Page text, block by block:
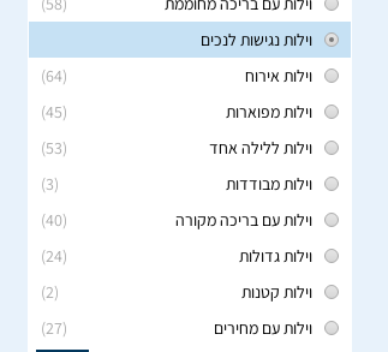
וילות נגישות לנכים
(64)
וילות אירוח
(45)
וילות מפוארות
(53)
וילות ללילה אחד
(3)
וילות מבודדות
(40)
וילות עם בריכה מקורה
(24)
וילות גדולות
(2)
וילות קטנות
(27)
וילות עם מחירים